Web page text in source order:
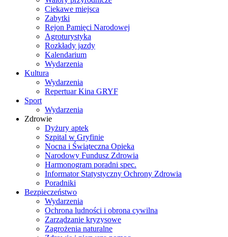
Ciekawe miejsca
Zabytki
Rejon Pamięci Narodowej
Agroturystyka
Rozkłady jazdy
Kalendarium
Wydarzenia
Kultura
Wydarzenia
Repertuar Kina GRYF
Sport
Wydarzenia
Zdrowie
Dyżury aptek
Szpital w Gryfinie
Nocna i Świąteczna Opieka
Narodowy Fundusz Zdrowia
Harmonogram poradni spec.
Informator Statystyczny Ochrony Zdrowia
Poradniki
Bezpieczeństwo
Wydarzenia
Ochrona ludności i obrona cywilna
Zarządzanie kryzysowe
Zagrożenia naturalne